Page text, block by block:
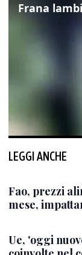
LEGGI ANCHE
Fao, prezzi
mese,
Ue, 'oggi